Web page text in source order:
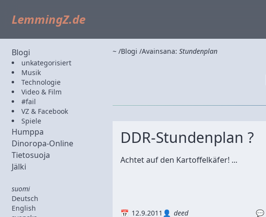
LemmingZ.de
Blogi
unkategorisiert
Musik
Technologie
Video & Film
#fail
VZ & Facebook
Spiele
Humppa
Dinoropa-Online
Tietosuoja
Jälki
suomi
Deutsch
English
~ Blogi Avainsana: Stundenplan
DDR-Stundenplan ?
Achtet auf den Kartoffelkäfer! ...
12.9.2011 deed